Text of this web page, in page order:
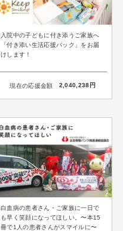
入院中の子どもに付き添うご家族へ
「付き添い生活応援パック」をお届
けします！
現在の応援金額 2,040,238 円
白血病の患者さん・ご家族に一日で
も早く笑顔になってほしい。〜本15
冊で1人の患者さんがスマイルに〜